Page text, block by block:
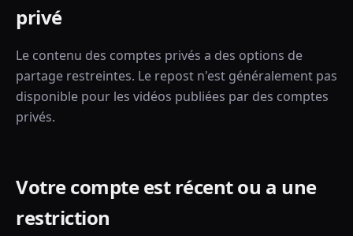
privé
Le contenu des comptes privés a des options de
partage restreintes. Le repost n'est généralement pas
disponible pour les vidéos publiées par des comptes
privés.
Votre compte est récent ou a une
restriction